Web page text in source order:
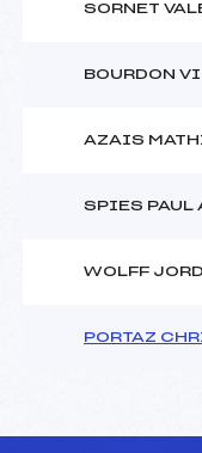
SORNET
BOURDON
AZAIS
SPIES PAUL
WOLFF
PORTAZ